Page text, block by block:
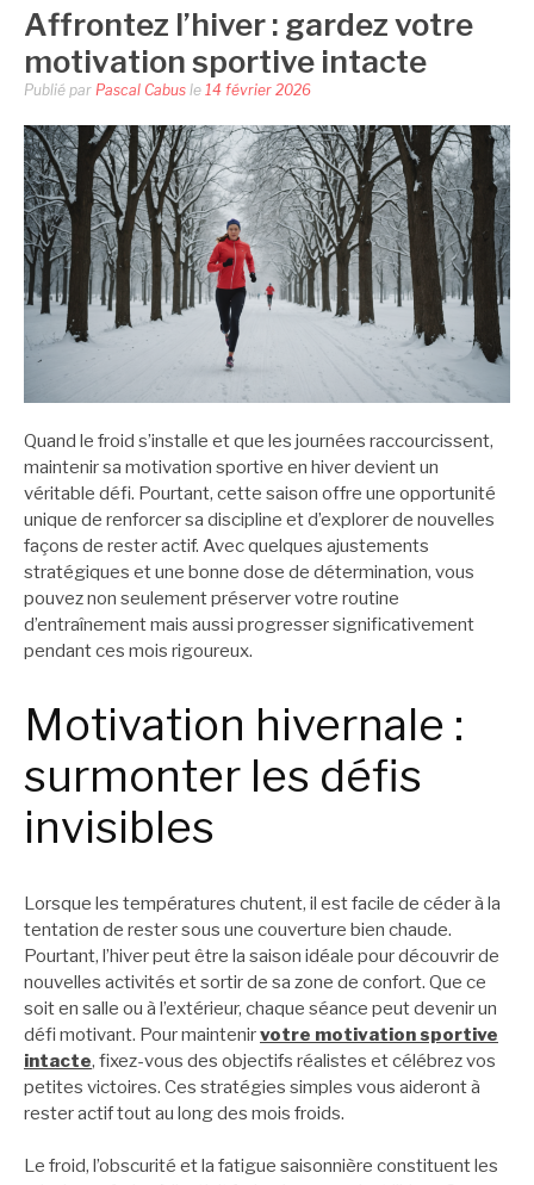
Affrontez l’hiver : gardez votre
motivation sportive intacte
Publié par Pascal Cabus le 14 février 2026
Quand le froid s’installe et que les journées raccourcissent,
maintenir sa motivation sportive en hiver devient un
véritable défi. Pourtant, cette saison offre une opportunité
unique de renforcer sa discipline et d’explorer de nouvelles
façons de rester actif. Avec quelques ajustements
stratégiques et une bonne dose de détermination, vous
pouvez non seulement préserver votre routine
d’entraînement mais aussi progresser significativement
pendant ces mois rigoureux.
Motivation hivernale :
surmonter les défis
invisibles
Lorsque les températures chutent, il est facile de céder à la
tentation de rester sous une couverture bien chaude.
Pourtant, l’hiver peut être la saison idéale pour découvrir de
nouvelles activités et sortir de sa zone de confort. Que ce
soit en salle ou à l’extérieur, chaque séance peut devenir un
défi motivant. Pour maintenirvotre motivation sportive
intacte, fixez-vous des objectifs réalistes et célébrez vos
petites victoires. Ces stratégies simples vous aideront à
rester actif tout au long des mois froids.
Le froid, l’obscurité et la fatigue saisonnière constituent les